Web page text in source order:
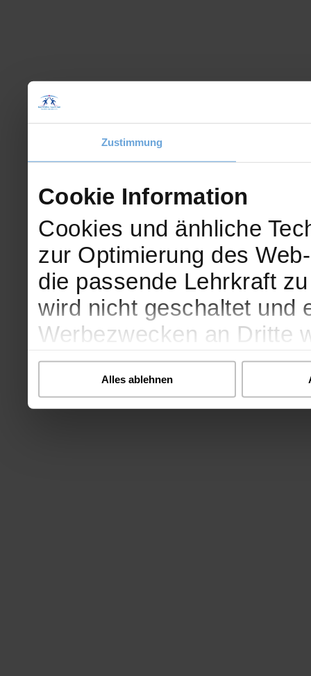
Zustimmung
Cookie Information
Cookies und änhliche
zur Optimierung des
die passende Lehrkraft
wird nicht geschaltet und
Werbezwecken an Dritte
Datenschutzhinweis.
Alles ablehnen